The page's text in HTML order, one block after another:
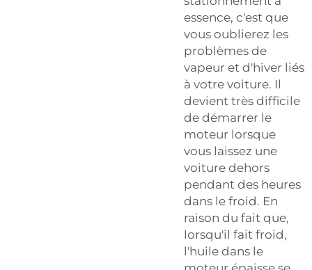
essence, c'est que
vous oublierez les
problèmes de
vapeur et d'hiver liés
à votre voiture. Il
devient très difficile
de démarrer le
moteur lorsque
vous laissez une
voiture dehors
pendant des heures
dans le froid. En
raison du fait que,
lorsqu'il fait froid,
l'huile dans le